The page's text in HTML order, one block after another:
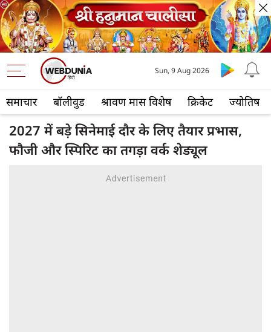
समाचार बॉलीवुड श्रावण मास विशेष क्रिकेट ज्योतिष
Sun, 9 Aug 2026
2027 में बड़े सिनेमाई दौर के लिए तैयार प्रभास,
फौजी और स्पिरिट का तगड़ा वर्क शेड्यूल